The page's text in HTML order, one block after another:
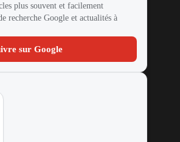
plus souvent et facilement
recherche Google et actualités à
sur Google